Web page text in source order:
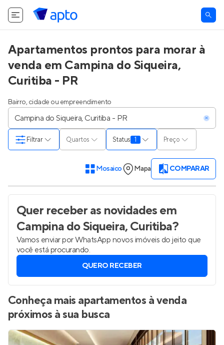
Apartamentos prontos para morar à
venda em Campina do Siqueira,
Curitiba - PR
Bairro, cidade ou empreendimento
Quartos Status 1 Preço
Filtrar
Mosaico Mapa COMPARAR
Quer receber as novidadesem
Campina do Siqueira, Curitiba?
Vamos enviar por WhatsApp novos imóveis do jeito que
você está procurando.
QUERO RECEBER
Conheça mais apartamentos à venda
próximos à sua busca